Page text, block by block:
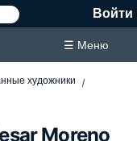
Войти
☰ Меню
художники
Moreno